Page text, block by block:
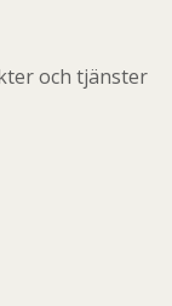
och tjänster